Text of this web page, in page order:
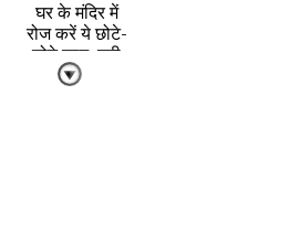
घर के मंदिर में
रोज करें ये छोटे-
छोटे काम, बनी
रहेगी सुख-शांति